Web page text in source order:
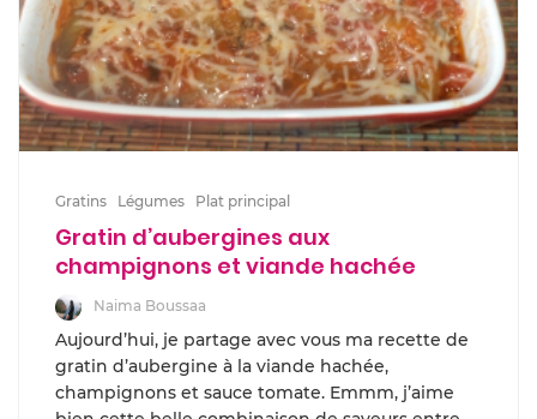
Gratins Légumes Plat principal
Gratin d’aubergines aux
champignons et viande hachée
Naima Boussaa
Aujourd’hui, je partage avec vous ma recette de
gratin d’aubergine à la viande hachée,
champignons et sauce tomate. Emmm, j’aime